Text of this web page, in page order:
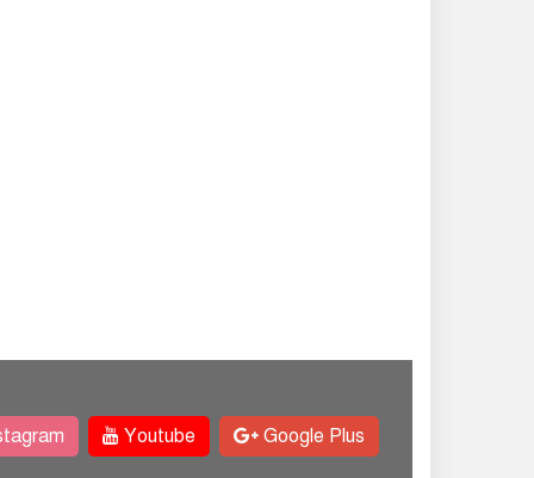
Youtube Google Plus